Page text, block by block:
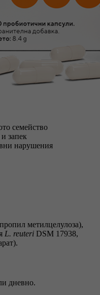
семейство
запек
нарушения
метилцелулоза),
L. reuteri DSM 17938,
дневно.